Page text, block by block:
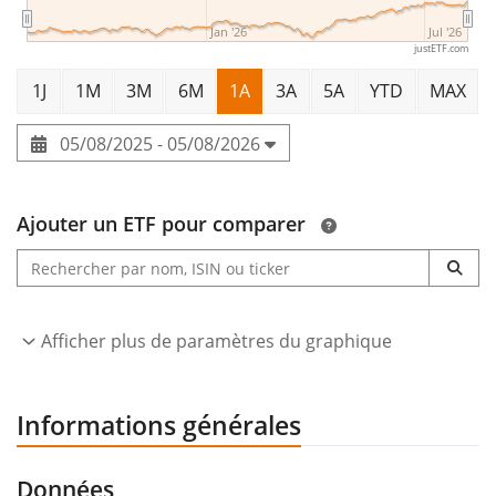
Luxembourg. Jan '26 Jul '26
justETF.com
1J 1M 3M 6M 1A 3A 5A YTD MAX
05/08/2025 - 05/08/2026
Ajouter un ETF pour comparer
Afficher plus de paramètres du graphique
Informations générales
Données